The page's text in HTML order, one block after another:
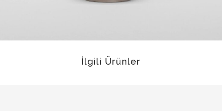
İlgili Ürünler